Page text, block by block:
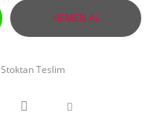
HEMEN AL
Stoktan Teslim